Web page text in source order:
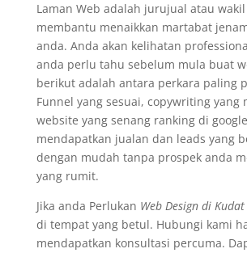
Laman Web adalah jurujual atau
membantu menaikkan martabat
anda. Anda akan kelihatan
anda perlu tahu sebelum mula buat
berikut adalah antara perkara paling
Funnel yang sesuai, copywriting yang
website yang senang ranking di
mendapatkan jualan dan leads yang
dengan mudah tanpa prospek anda
yang rumit.
Jika anda Perlukan Web Design di Kudat
di tempat yang betul. Hubungi kami
mendapatkan konsultasi percuma.